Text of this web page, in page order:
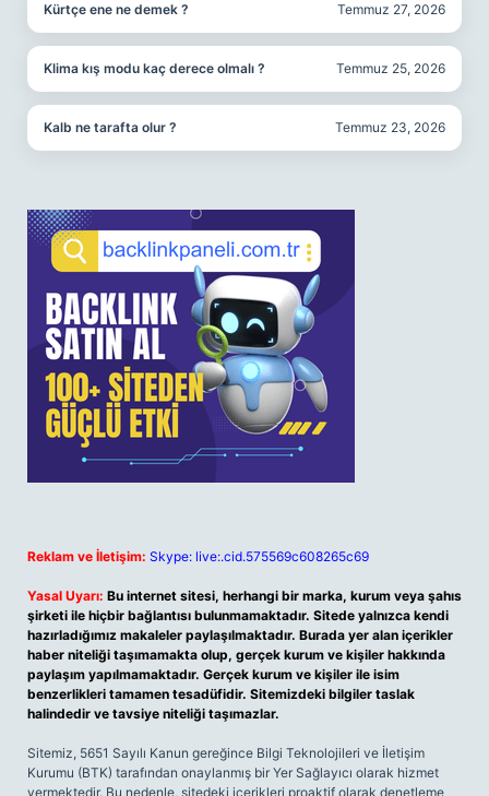
Kürtçe ene ne demek ? Temmuz 27, 2026
Klima kış modu kaç derece olmalı ? Temmuz 25, 2026
Kalb ne tarafta olur ? Temmuz 23, 2026
Reklam ve İletişim: Skype: live:.cid.575569c608265c69
Yasal Uyarı: Bu internet sitesi, herhangi bir marka, kurum veya şahıs
şirketi ile hiçbir bağlantısı bulunmamaktadır. Sitede yalnızca kendi
hazırladığımız makaleler paylaşılmaktadır. Burada yer alan içerikler
haber niteliği taşımamakta olup, gerçek kurum ve kişiler hakkında
paylaşım yapılmamaktadır. Gerçek kurum ve kişiler ile isim
benzerlikleri tamamen tesadüfidir. Sitemizdeki bilgiler taslak
halindedir ve tavsiye niteliği taşımazlar.
Sitemiz, 5651 Sayılı Kanun gereğince Bilgi Teknolojileri ve İletişim
Kurumu (BTK) tarafından onaylanmış bir Yer Sağlayıcı olarak hizmet
vermektedir. Bu nedenle, sitedeki içerikleri proaktif olarak denetleme